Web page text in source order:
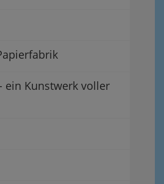
ein Kunstwerk voller